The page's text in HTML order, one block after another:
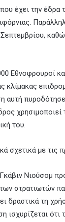
έχει την
Εθνοφρουροί
κλίμακας
αυτή πυροδότησε
χρησιμοποιεί
του.
σχετικά με τις
Νιούσομ
στρατιωτών
δραστικά τη
ότι